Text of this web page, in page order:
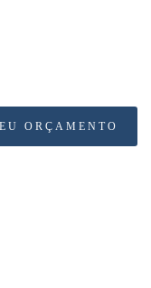
ORÇAMENTO